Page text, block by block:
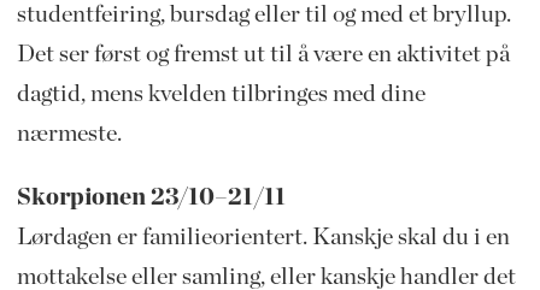
studentfeiring, bursdag eller til og med et bryllup.
Det ser først og fremst ut til å være en aktivitet på
dagtid, mens kvelden tilbringes med dine
nærmeste.
Skorpionen 23/10–21/11
Lørdagen er familieorientert. Kanskje skal du i en
mottakelse eller samling, eller kanskje handler det